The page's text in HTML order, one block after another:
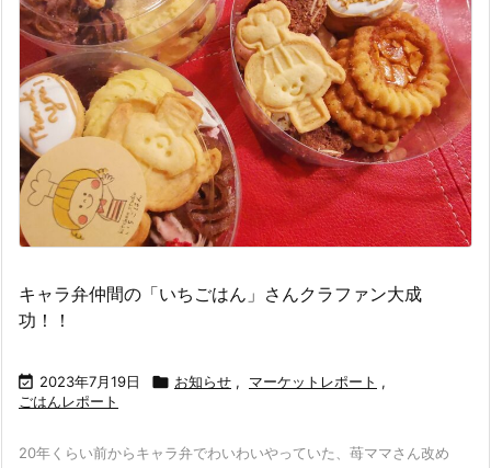
キャラ弁仲間の「いちごはん」さんクラファン大成
功！！
 2023年7月19日  お知らせ , マーケットレポート ,
ごはんレポート
20年くらい前からキャラ弁でわいわいやっていた、苺ママさん改め